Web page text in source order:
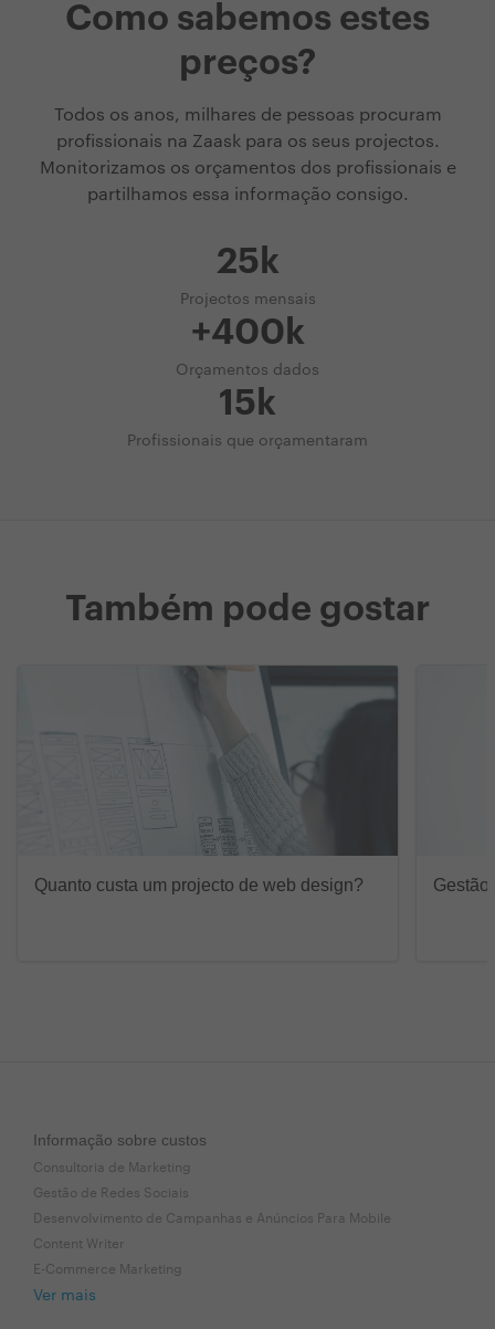
Como sabemos estes
preços?
Todos os anos, milhares de pessoas procuram
profissionais na Zaask para os seus projectos.
Monitorizamos os orçamentos dos profissionais e
partilhamos essa informação consigo.
25k
Projectos mensais
+400k
Orçamentos dados
15k
Profissionais que orçamentaram
Também pode gostar
Quanto custa um projecto de web design? Gestão
Informação sobre custos
Consultoria de Marketing
Gestão de Redes Sociais
Desenvolvimento de Campanhas e Anúncios Para Mobile
Content Writer
E-Commerce Marketing
Ver mais